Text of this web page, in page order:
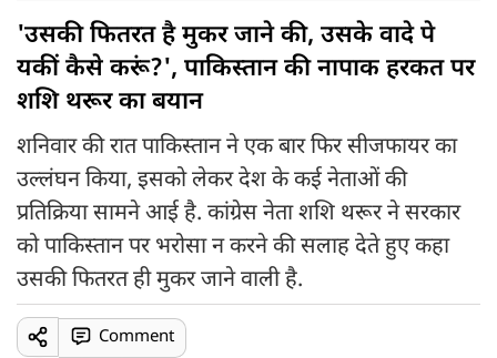
'उसकी फितरत है मुकर जाने की, उसके वादे पे
यकीं कैसे करूं?', पाकिस्तान की नापाक हरकत पर
शशि थरूर का बयान
शनिवार की रात पाकिस्तान ने एक बार फिर सीजफायर का
उल्लंघन किया, इसको लेकर देश के कई नेताओं की
प्रतिक्रिया सामने आई है. कांग्रेस नेता शशि थरूर ने सरकार
को पाकिस्तान पर भरोसा न करने की सलाह देते हुए कहा
उसकी फितरत ही मुकर जाने वाली है.
Comment